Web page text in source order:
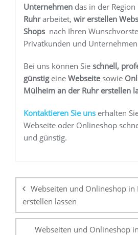
Unternehmen das in der Region
Ruhrarbeitet, wir erstellen
Shops nach Ihren
Privatkunden und
Bei uns können Sie schnell,
günstigeine Webseitesowie
Mülheim an der Ruhr erstellen
Kontaktieren Sie uns erhalten
Webseite oder Onlineshop
und günstig.
Webseiten und Onlineshop in
erstellen lassen
Webseiten und Onlineshop